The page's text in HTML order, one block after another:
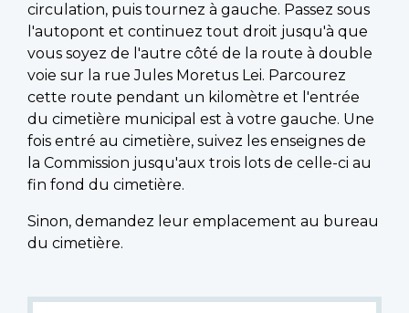
circulation, puis tournez à gauche. Passez sous
l'autopont et continuez tout droit jusqu'à que
vous soyez de l'autre côté de la route à double
voie sur la rue Jules Moretus Lei. Parcourez
cette route pendant un kilomètre et l'entrée
du cimetière municipal est à votre gauche. Une
fois entré au cimetière, suivez les enseignes de
la Commission jusqu'aux trois lots de celle-ci au
fin fond du cimetière.
Sinon, demandez leur emplacement au bureau
du cimetière.